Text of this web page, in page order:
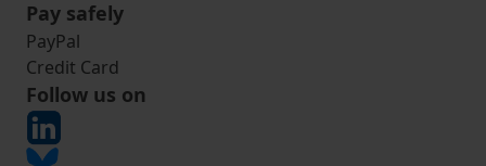
Pay safely
PayPal
Credit Card
Follow us on